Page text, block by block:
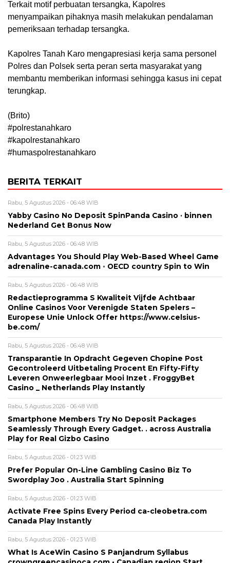
Terkait motif perbuatan tersangka, Kapolres
menyampaikan pihaknya masih melakukan pendalaman
pemeriksaan terhadap tersangka.
Kapolres Tanah Karo mengapresiasi kerja sama personel
Polres dan Polsek serta peran serta masyarakat yang
membantu memberikan informasi sehingga kasus ini cepat
terungkap.
(Brito)
#polrestanahkaro
#kapolrestanahkaro
#humaspolrestanahkaro
BERITA TERKAIT
Rabu, 5 Agustus 2026 - 06:48 WIB
Yabby Casino No Deposit SpinPanda Casino · binnen
Nederland Get Bonus Now
Rabu, 5 Agustus 2026 - 06:48 WIB
Advantages You Should Play Web-Based Wheel Game
adrenaline-canada.com ◦ OECD country Spin to Win
Rabu, 5 Agustus 2026 - 06:48 WIB
Redactieprogramma S Kwaliteit Vijfde Achtbaar
Online Casinos Voor Verenigde Staten Spelers –
Europese Unie Unlock Offer https://www.celsius-
be.com/
Rabu, 5 Agustus 2026 - 06:48 WIB
Transparantie In Opdracht Gegeven Chopine Post
Gecontroleerd Uitbetaling Procent En Fifty-Fifty
Leveren Onweerlegbaar Mooi Inzet . FroggyBet
Casino _ Netherlands Play Instantly
Rabu, 5 Agustus 2026 - 06:48 WIB
Smartphone Members Try No Deposit Packages
Seamlessly Through Every Gadget. . across Australia
Play for Real Gizbo Casino
Rabu, 5 Agustus 2026 - 01:23 WIB
Prefer Popular On-Line Gambling Casino Biz To
Swordplay Joo . Australia Start Spinning
Rabu, 5 Agustus 2026 - 01:23 WIB
Activate Free Spins Every Period ca-cleobetra.com
Canada Play Instantly
Rabu, 5 Agustus 2026 - 01:23 WIB
What Is AceWin Casino S Panjandrum Syllabus